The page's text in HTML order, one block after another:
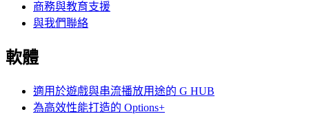
商務與教育支援
與我們聯絡
軟體
適用於遊戲與串流播放用途的 G HUB
為高效性能打造的 Options+